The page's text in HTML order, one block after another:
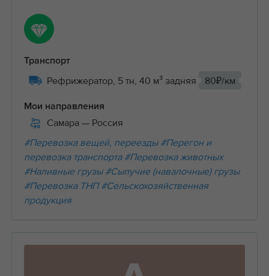
Транспорт
Рефрижератор, 5 тн, 40 м³ задняя 80₽/км
Мои направления
Самара — Россия
#Перевозка вещей, переезды #Перегон и
перевозка транспорта #Перевозка животных
#Наливные грузы #Сыпучие (навалочные) грузы
#Перевозка ТНП #Сельскохозяйственная
продукция